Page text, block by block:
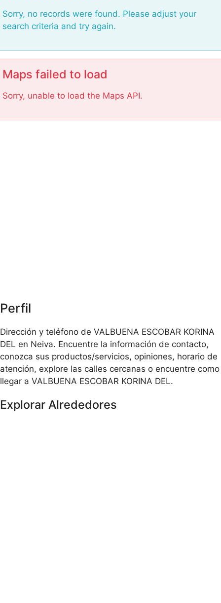
Sorry, no records were found. Please adjust your
search criteria and try again.
Maps failed to load
Sorry, unable to load the Maps API.
Perfil
Dirección y teléfono de VALBUENA ESCOBAR KORINA
DEL en Neiva. Encuentre la información de contacto,
conozca sus productos/servicios, opiniones, horario de
atención, explore las calles cercanas o encuentre como
llegar a VALBUENA ESCOBAR KORINA DEL.
Explorar Alrededores